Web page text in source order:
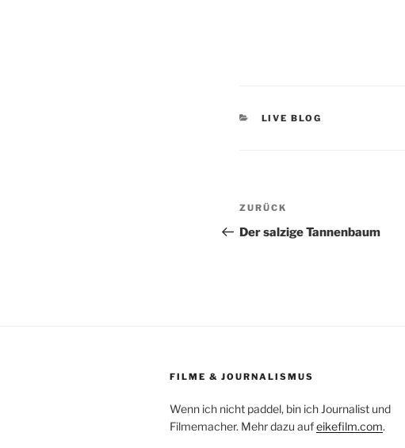
KATEGORIEN
LIVE BLOG
Beitragsnavigation
Vorheriger
Beitrag
ZURÜCK
Der salzige Tannenbaum
FILME & JOURNALISMUS
Wenn ich nicht paddel, bin ich Journalist und
Filmemacher. Mehr dazu aufeikefilm.com.